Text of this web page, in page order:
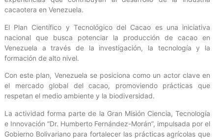
cacaotera en Venezuela.
El Plan Científico y Tecnológico del Cacao es una iniciativa
nacional que busca potenciar la producción de cacao en
Venezuela a través de la investigación, la tecnología y la
formación de alto nivel.
Con este plan, Venezuela se posiciona como un actor clave en
el mercado global del cacao, promoviendo prácticas que
respetan el medio ambiente y la biodiversidad.
La actividad forma parte de la Gran Misión Ciencia, Tecnología
e Innovación “Dr. Humberto Fernández-Morán”, impulsada por el
Gobierno Bolivariano para fortalecer las prácticas agrícolas que